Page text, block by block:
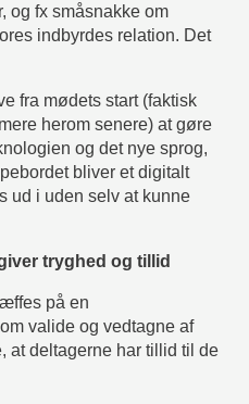
og fx småsnakke om
indbyrdes relation. Det
fra mødets start (faktisk
herom senere) at gøre
og det nye sprog,
bliver et digitalt
ud i uden selv at kunne
tryghed og tillid
på en
valide og vedtagne af
at deltagerne har tillid til de